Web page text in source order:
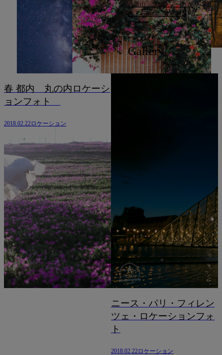
八重山 ブログ 〜竹富
島・石垣島・波照間...
Gallery
丸の内ロケーシ
ォト
ケーション
ニース・パリ・フィレン
ツェ・ロケーションフォ
ロケーション
葉山ロ